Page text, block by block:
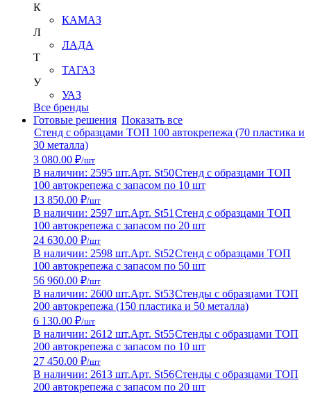
К
КАМАЗ
Л
ЛАДА
Т
ТАГАЗ
У
УАЗ
Все бренды
Готовые решения Показать все
Стенд с образцами ТОП 100 автокрепежа (70 пластика и
30 металла)
3 080.00 ₽/шт
В наличии: 2595 шт.Арт. St50Стенд с образцами ТОП
100 автокрепежа с запасом по 10 шт
13 850.00 ₽/шт
В наличии: 2597 шт.Арт. St51 Стенд с образцами ТОП
100 автокрепежа с запасом по 20 шт
24 630.00 ₽/шт
В наличии: 2598 шт.Арт. St52Стенд с образцами ТОП
100 автокрепежа с запасом по 50 шт
56 960.00 ₽/шт
В наличии: 2600 шт.Арт. St53Стенды с образцами ТОП
200 автокрепежа (150 пластика и 50 металла)
6 130.00 ₽/шт
В наличии: 2612 шт.Арт. St55Стенды с образцами ТОП
200 автокрепежа с запасом по 10 шт
27 450.00 ₽/шт
В наличии: 2613 шт.Арт. St56Стенды с образцами ТОП
200 автокрепежа с запасом по 20 шт